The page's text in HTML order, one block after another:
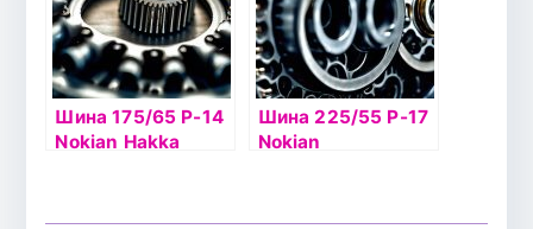
Шина 175/65 Р-14
Nokian Hakka
Шина 225/55 Р-17
Nokian